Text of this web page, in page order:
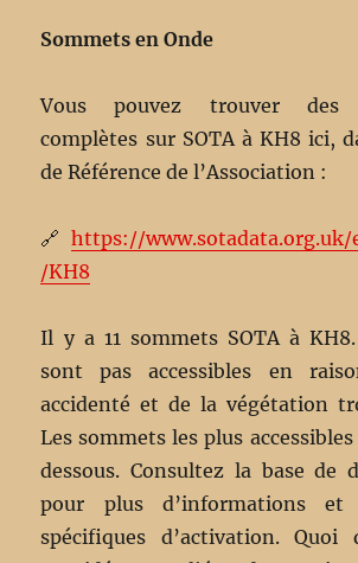
Sommets en Onde
Vous pouvez trouver des
complètes sur SOTA à KH8 ici,
de Référence de l’Association :
🔗 https://www.sotadata.org.uk/
/KH8
Il y a 11 sommets SOTA à
sont pas accessibles en
accidenté et de la végétation
Les sommets les plus
dessous. Consultez la base de
pour plus d’informations et
spécifiques d’activation.